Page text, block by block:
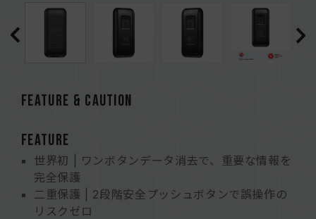
FEATURE & CAUTION
FEATURE
世界初 | ワンボタンデータ消去で、重要な情報を
完全保護
二重保護 | 2段階安全プッシュボタンで誤操作の
リスクゼロ